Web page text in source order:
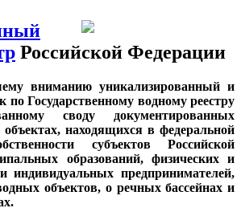
Российской Федерации
вниманию уникализированный и
Государственному водному реестру
своду документированных
находящихся в федеральной
субъектов Российской
образований, физических и
индивидуальных предпринимателей,
объектов, о речных бассейнах и